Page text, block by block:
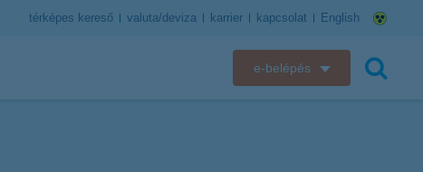
térképes kereső valuta/deviza karrier kapcsolat English
e-belépés